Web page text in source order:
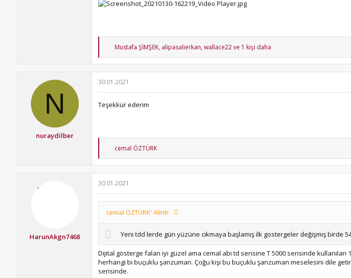
T
p
l
e
r
:
Mustafa ŞİMŞEK, alipasalierkan,wallace22ve 1 kişi daha
N
nuraydilber
30.01.2021
Teşekkür ederim
T
p
l
e
r
:
cemal ÖZTÜRK
HarunAkgn7468
30.01.2021
cemal ÖZTÜRK' Alıntı:
Yeni tdd lerde gün yüzüne cıkmaya başlamış ilk gostergeler değişmış birde
Dijital gösterge falan iyi güzel ama cemal abi td serisine T 5000 serisinde kullanılan
herhangi bi buçuklu şanzuman. Çoğu kişi bu buçuklu şanzuman meselesini dile
serisinde.